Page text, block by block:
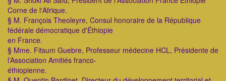
Corne de l'Afrique.
§ M. François Theoleyre, Consul honoraire de la République
fédérale démocratique d'Éthiopie
en France.
§ Mme. Fitsum Guebre, Professeur médecine HCL, Présidente de
l’Association Amitiés franco-
éthiopienne.